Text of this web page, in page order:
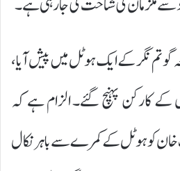
نگر کے ایک ہوٹل میں پیش آیا،
کے کارکن پہنچ گئے۔ الزام ہے کہ
عارف خان کو ہوٹل کے کمرے سے باہر نکال